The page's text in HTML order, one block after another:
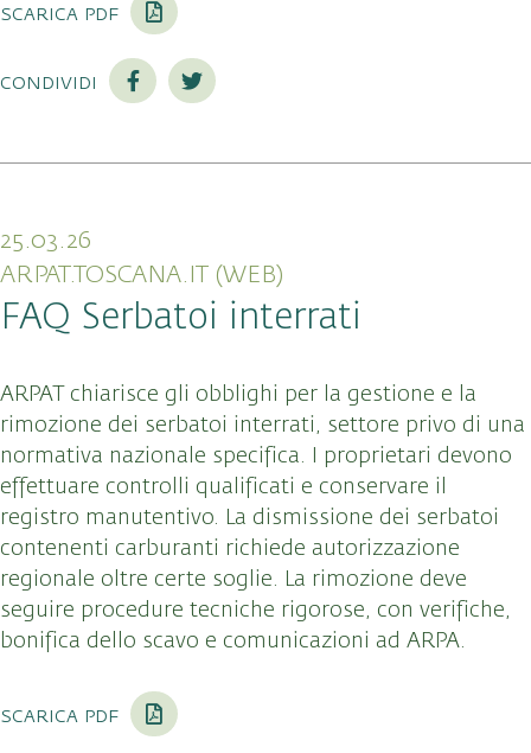
scarica pdf
condividi
25.03.26
ARPAT.TOSCANA.IT (WEB)
FAQ Serbatoi interrati
ARPAT chiarisce gli obblighi per la gestione e la
rimozione dei serbatoi interrati, settore privo di una
normativa nazionale specifica. I proprietari devono
effettuare controlli qualificati e conservare il
registro manutentivo. La dismissione dei serbatoi
contenenti carburanti richiede autorizzazione
regionale oltre certe soglie. La rimozione deve
seguire procedure tecniche rigorose, con verifiche,
bonifica dello scavo e comunicazioni ad ARPA.
scarica pdf